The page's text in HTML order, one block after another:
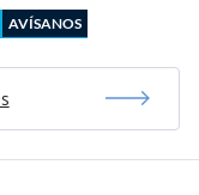
AVÍSANOS